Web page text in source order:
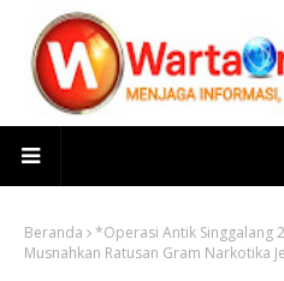
Beranda
*Operasi Antik Singgalang
Musnahkan Ratusan Gram Narkotika